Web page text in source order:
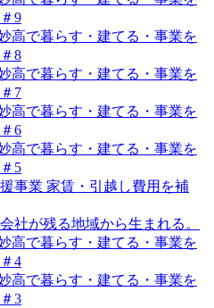
9
妙高で暮らす・建てる・事業を
8
妙高で暮らす・建てる・事業を
7
妙高で暮らす・建てる・事業を
6
妙高で暮らす・建てる・事業を
5
事業 家賃・引越し費用を補
社が残る地域から生まれる。
妙高で暮らす・建てる・事業を
4
妙高で暮らす・建てる・事業を
3